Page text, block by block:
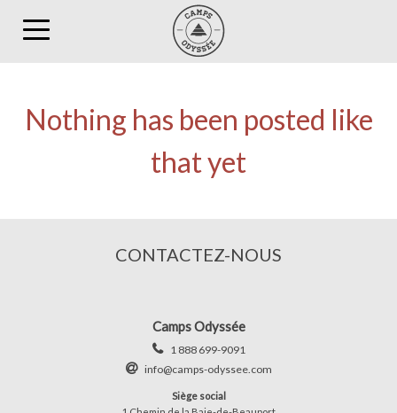
Toggle
Nothing has been posted like
that yet
CONTACTEZ-NOUS
Camps Odyssée
1 888 699-9091
info@camps-odyssee.com
Siège social